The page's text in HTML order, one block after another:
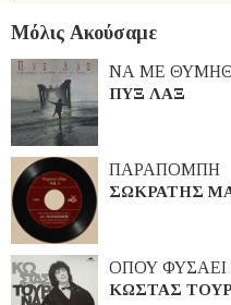
Μόλις Ακούσαμε
ΝΑ ΜΕ
ΠΥΞ ΛΑΞ
ΠΑΡΑΠΟΜΠΗ
ΣΩΚΡΑΤΗΣ
ΟΠΟΥ
ΚΩΣΤΑΣ